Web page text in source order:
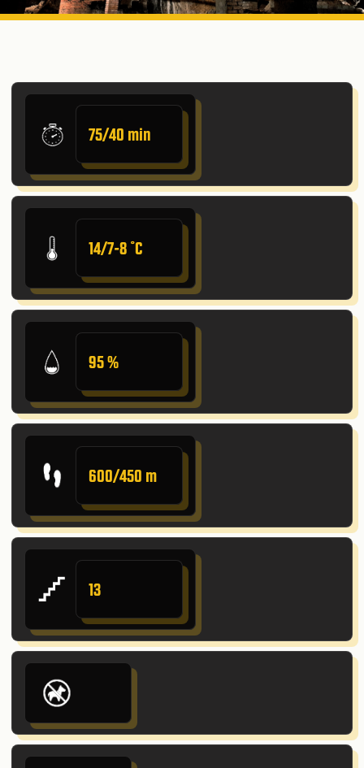
75/40 min
14/7-8 ˚C
95 %
600/450 m
13